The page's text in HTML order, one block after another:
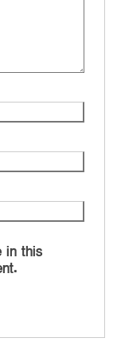
in this